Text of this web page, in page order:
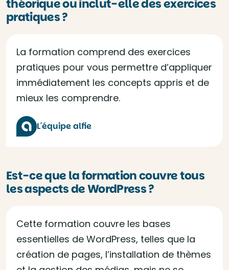
théorique ou inclut-elle des exercices
pratiques ?
La formation comprend des exercices
pratiques pour vous permettre d’appliquer
immédiatement les concepts appris et de
mieux les comprendre.
L'équipe alfie
Est-ce que la formation couvre tous
les aspects de WordPress ?
Cette formation couvre les bases
essentielles de WordPress, telles que la
création de pages, l’installation de thèmes